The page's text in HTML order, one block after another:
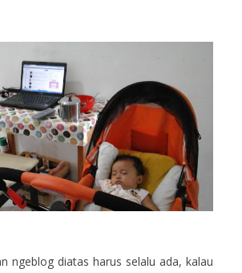
ngeblog diatas harus selalu ada, kalau